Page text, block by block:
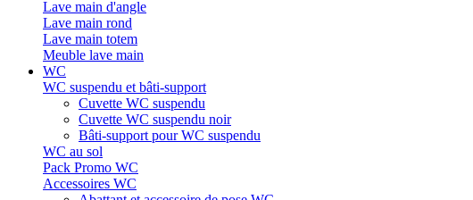
Lave main d'angle
Lave main rond
Lave main totem
Meuble lave main
WC
WC suspendu et bâti-support
Cuvette WC suspendu
Cuvette WC suspendu noir
Bâti-support pour WC suspendu
WC au sol
Pack Promo WC
Accessoires WC